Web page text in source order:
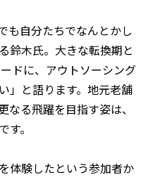
も自分たちでなんとかし
鈴木氏。大きな転換期と
ドに、アウトソーシング
」と語ります。地元老舗
る飛躍を目指す姿は、
。
体験したという参加者か